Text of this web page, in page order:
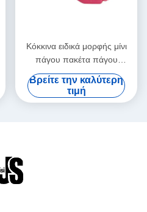
Κόκκινα ειδικά μορφής μίνι
πάγου πακέτα πάγου
πακέτων μακράς διαρκείας
για την ιατρική
Βρείτε την καλύτερη
τιμή